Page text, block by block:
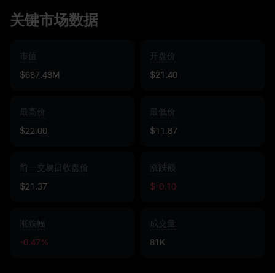
关键市场数据
市值
$687.48M
开盘价
$21.40
最高价
$22.00
最低价
$11.87
前一交易日收盘价
$21.37
涨跌额
$-0.10
涨跌幅
-0.47%
成交量
81K